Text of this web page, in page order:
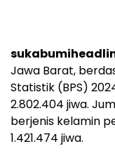
Jawa Barat,
Statistik (BPS)
2.802.404 jiwa.
berjenis kelamin
1.421.474 jiwa.